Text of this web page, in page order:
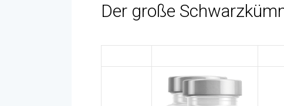
Der große